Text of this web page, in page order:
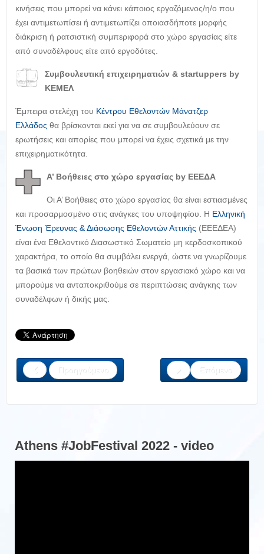
κινήσεις που μπορεί να κάνει κάποιος εργαζόμενος/η/ο που
έχει αντιμετωπίσει ή αντιμετωπίζει οποιασδήποτε μορφής
διάκριση ή ρατσιστική συμπεριφορά στο χώρο εργασίας είτε
από συναδέλφους είτε από εργοδότες.
Συμβουλευτική επιχειρηματιών & startuppers by
ΚΕΜΕΛ
Έμπειρα στελέχη του Κέντρου Εθελοντών Μάνατζερ
Ελλάδος θα βρίσκονται εκεί για να σε συμβουλεύουν σε
ερωτήσεις και απορίες που μπορεί να έχεις σχετικά με την
επιχειρηματικότητα.
Α’ Βοήθειες στο χώρο εργασίας by ΕΕΕΔΑ
Οι Α’ Βοήθειες στο χώρο εργασίας θα είναι εστιασμένες
και προσαρμοσμένο στις ανάγκες του υποψηφίου. Η Ελληνική
Ένωση Έρευνας & Διάσωσης Εθελοντών Αττικής (ΕΕΕΔΕΑ)
είναι ένα Εθελοντικό Διασωστικό Σωματείο μη κερδοσκοπικού
χαρακτήρα, το οποίο θα συμβάλει ενεργά, ώστε να γνωρίζουμε
τα βασικά των πρώτων βοηθειών στον εργασιακό χώρο και να
μπορούμε να ανταποκριθούμε σε περιπτώσεις ανάγκης των
συναδέλφων ή δικής μας.
Προηγούμενο Επόμενο
Athens #JobFestival 2022 - video